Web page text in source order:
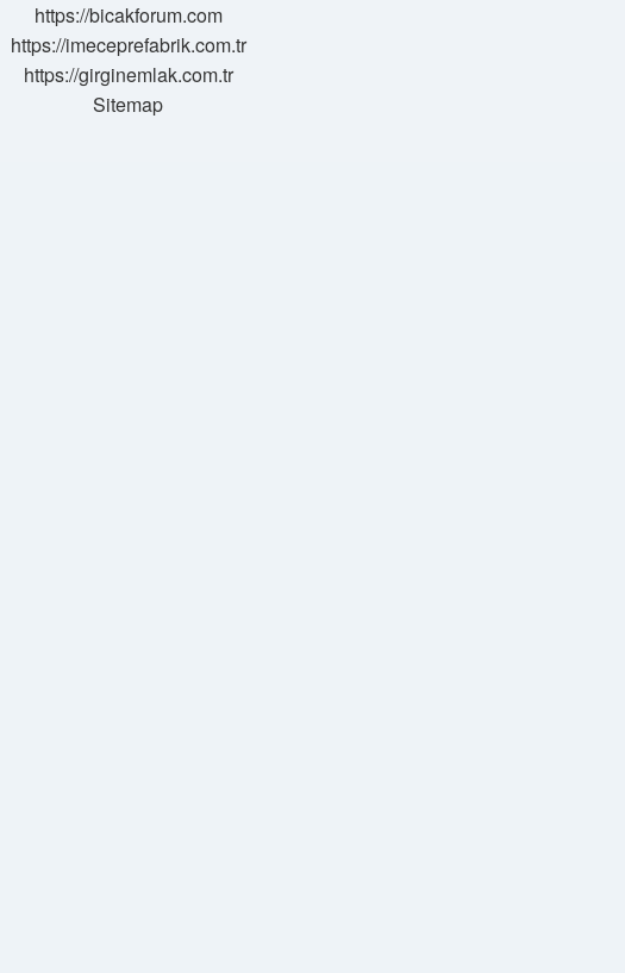
https://bicakforum.com
https://imeceprefabrik.com.tr
https://girginemlak.com.tr
Sitemap